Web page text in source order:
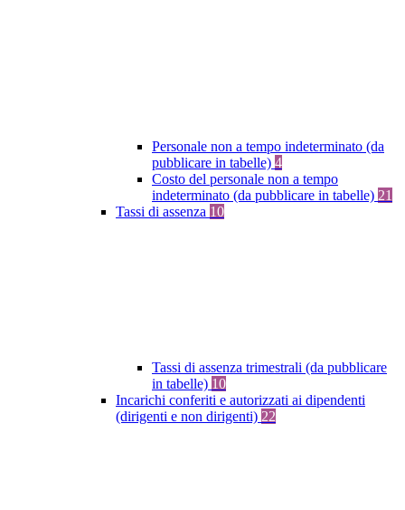
Personale non a tempo indeterminato (da
pubblicare in tabelle) 4
Costo del personale non a tempo
indeterminato (da pubblicare in tabelle) 21
Tassi di assenza 10
Tassi di assenza trimestrali (da pubblicare
in tabelle) 10
Incarichi conferiti e autorizzati ai dipendenti
(dirigenti e non dirigenti) 22